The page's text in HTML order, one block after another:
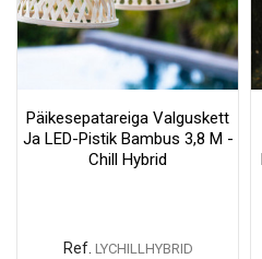
Päikesepatareiga Valguskett
Ja LED-Pistik Bambus 3,8 M -
Chill Hybrid
Ref. LYCHILLHYBRID